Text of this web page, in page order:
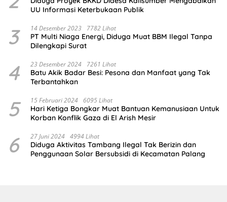
UU Informasi Keterbukaan Publik
3 14 Desember 2023 7782 Lihat
PT Multi Niaga Energi, Diduga Muat BBM Ilegal Tanpa
Dilengkapi Surat
4 23 Desember 2024 7261 Lihat
Batu Akik Badar Besi: Pesona dan Manfaat yang Tak
Terbantahkan
5 15 Februari 2024 6095 Lihat
Hari Ketiga Bongkar Muat Bantuan Kemanusiaan Untuk
Korban Konflik Gaza di El Arish Mesir
6 27 Juni 2024 4994 Lihat
Diduga Aktivitas Tambang Ilegal Tak Berizin dan
Penggunaan Solar Bersubsidi di Kecamatan Palang